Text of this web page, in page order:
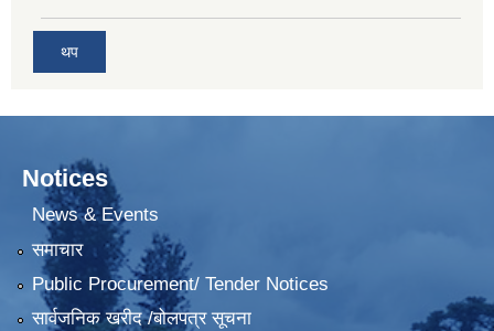
थप
Notices
News & Events
समाचार
Public Procurement/ Tender Notices
सार्वजनिक खरीद /बोलपत्र सूचना